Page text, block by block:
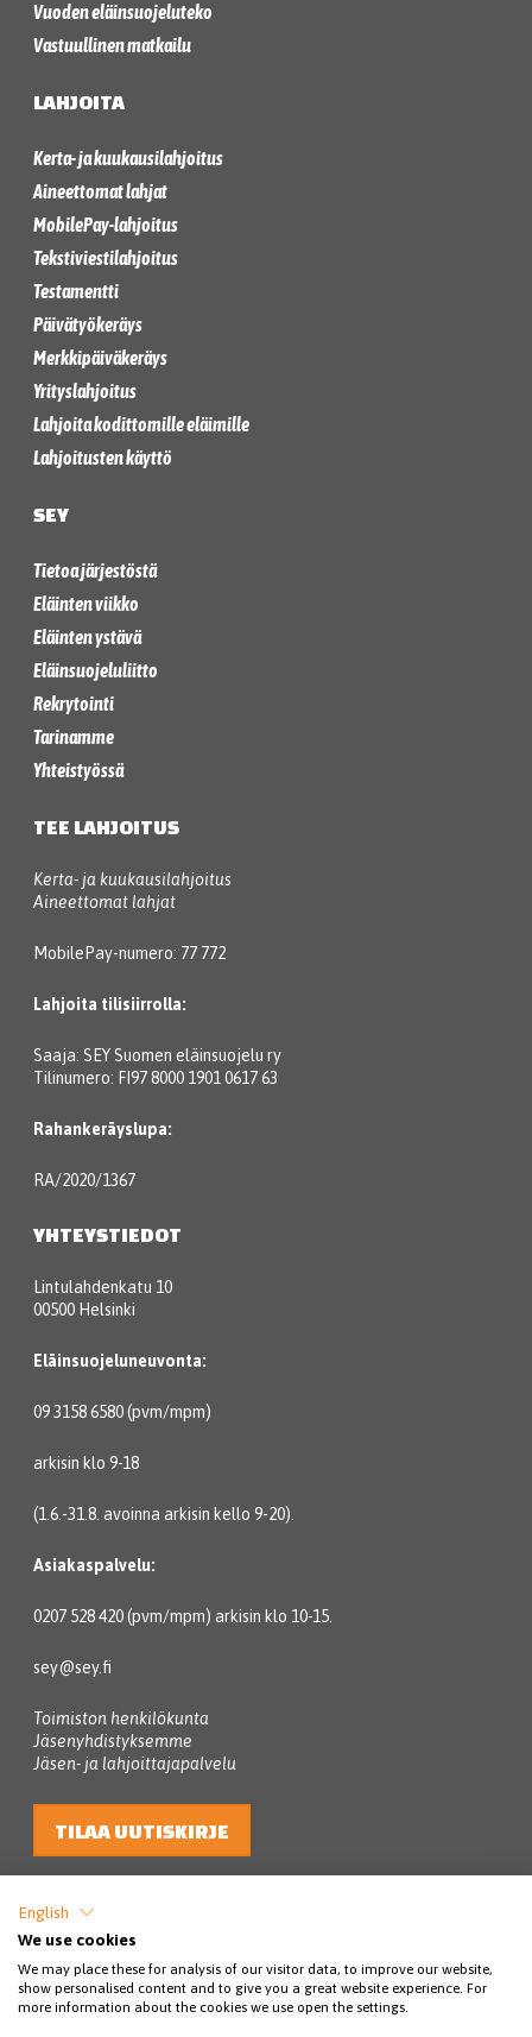
Vuoden eläinsuojeluteko
Vastuullinen matkailu
LAHJOITA
Kerta- ja kuukausilahjoitus
Aineettomat lahjat
MobilePay-lahjoitus
Tekstiviestilahjoitus
Testamentti
Päivätyökeräys
Merkkipäiväkeräys
Yrityslahjoitus
Lahjoita kodittomille eläimille
Lahjoitusten käyttö
SEY
Tietoa järjestöstä
Eläinten viikko
Eläinten ystävä
Eläinsuojeluliitto
Rekrytointi
Tarinamme
Yhteistyössä
TEE LAHJOITUS
Kerta- ja kuukausilahjoitus
Aineettomat lahjat
MobilePay-numero: 77 772
Lahjoita tilisiirrolla:
Saaja: SEY Suomen eläinsuojelu ry
Tilinumero: FI97 8000 1901 0617 63
Rahankeräyslupa:
RA/2020/1367
YHTEYSTIEDOT
Lintulahdenkatu 10
00500 Helsinki
Eläinsuojeluneuvonta:
09 3158 6580 (pvm/mpm)
arkisin klo 9-18
(1.6.-31.8. avoinna arkisin kello 9-20).
Asiakaspalvelu:
0207 528 420 (pvm/mpm) arkisin klo 10-15.
sey@sey.fi
Toimiston henkilökunta
Jäsenyhdistyksemme
Jäsen- ja lahjoittajapalvelu
TILAA UUTISKIRJE
English
We use cookies
We may place these for analysis of our visitor data, to improve our website,
show personalised content and to give you a great website experience. For
more information about the cookies we use open the settings.